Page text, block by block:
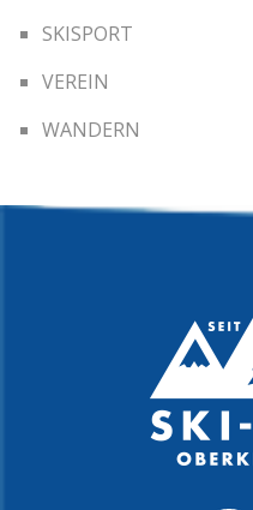
SKISPORT
VEREIN
WANDERN